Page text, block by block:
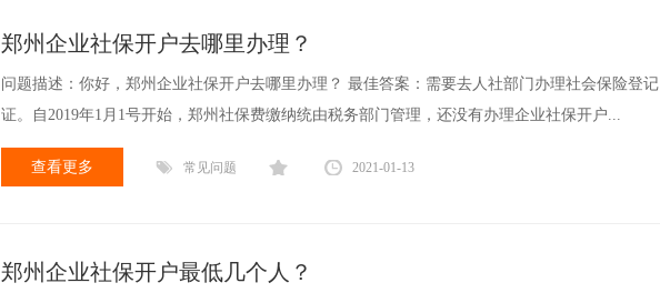
郑州企业社保开户去哪里办理？
问题描述：你好，郑州企业社保开户去哪里办理？ 最佳答案：需要去人社部门办理社会保险登记
证。自2019年1月1号开始，郑州社保费缴纳统由税务部门管理，还没有办理企业社保开户...
查看更多 常见问题 2021-01-13
郑州企业社保开户最低几个人？